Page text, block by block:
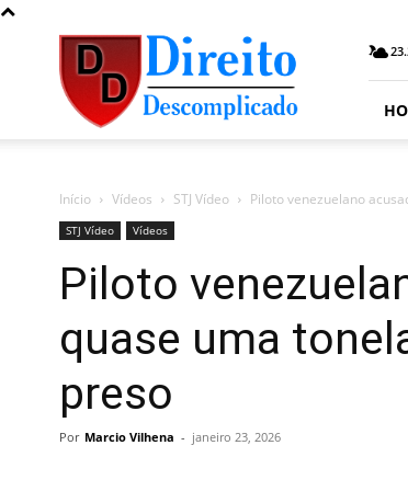
Direito
Descomplicado
Início Vídeos STJ Vídeo Piloto venezuelano
STJ Vídeo Vídeos
Piloto
quase uma
preso
Por Marcio Vilhena - janeiro 23, 2026